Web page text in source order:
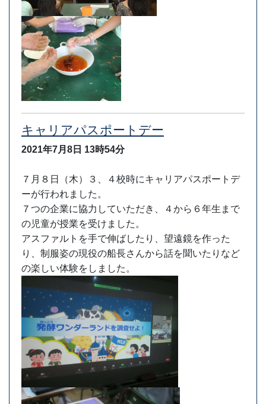
キャリアパスポートデー
2021年7月8日 13時54分
７月８日（木）３、４校時にキャリアパスポートデ
ーが行われました。
７つの企業に協力していただき、４から６年生まで
の児童が授業を受けました。
アスファルトを手で伸ばしたり、望遠鏡を作った
り、制服姿の現役の船長さんから話を聞いたりなど
の楽しい体験をしました。